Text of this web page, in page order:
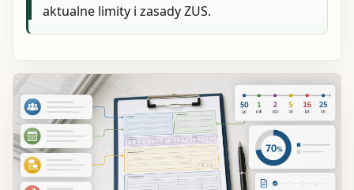
aktualne limity i zasady ZUS.